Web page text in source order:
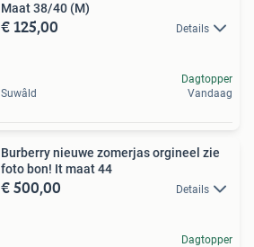
Maat 38/40 (M)
€ 125,00 Details
Suwâld
Dagtopper
Vandaag
Burberry nieuwe zomerjas orgineel zie
foto bon! It maat 44
€ 500,00 Details
Dagtopper